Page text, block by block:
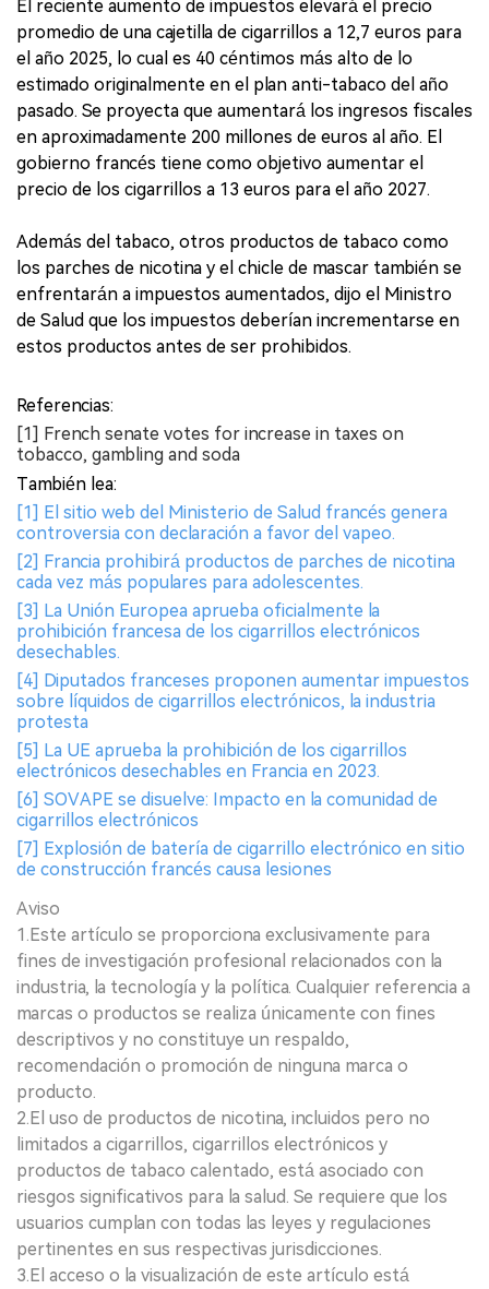
El reciente aumento de impuestos elevará el precio
promedio de una cajetilla de cigarrillos a 12,7 euros para
el año 2025, lo cual es 40 céntimos más alto de lo
estimado originalmente en el plan anti-tabaco del año
pasado. Se proyecta que aumentará los ingresos fiscales
en aproximadamente 200 millones de euros al año. El
gobierno francés tiene como objetivo aumentar el
precio de los cigarrillos a 13 euros para el año 2027.
Además del tabaco, otros productos de tabaco como
los parches de nicotina y el chicle de mascar también se
enfrentarán a impuestos aumentados, dijo el Ministro
de Salud que los impuestos deberían incrementarse en
estos productos antes de ser prohibidos.
Referencias:
[1] French senate votes for increase in taxes on
tobacco, gambling and soda
También lea:
[1] El sitio web del Ministerio de Salud francés genera
controversia con declaración a favor del vapeo.
[2] Francia prohibirá productos de parches de nicotina
cada vez más populares para adolescentes.
[3] La Unión Europea aprueba oficialmente la
prohibición francesa de los cigarrillos electrónicos
desechables.
[4] Diputados franceses proponen aumentar impuestos
sobre líquidos de cigarrillos electrónicos, la industria
protesta
[5] La UE aprueba la prohibición de los cigarrillos
electrónicos desechables en Francia en 2023.
[6] SOVAPE se disuelve: Impacto en la comunidad de
cigarrillos electrónicos
[7] Explosión de batería de cigarrillo electrónico en sitio
de construcción francés causa lesiones
Aviso
1.Este artículo se proporciona exclusivamente para
fines de investigación profesional relacionados con la
industria, la tecnología y la política. Cualquier referencia a
marcas o productos se realiza únicamente con fines
descriptivos y no constituye un respaldo,
recomendación o promoción de ninguna marca o
producto.
2.El uso de productos de nicotina, incluidos pero no
limitados a cigarrillos, cigarrillos electrónicos y
productos de tabaco calentado, está asociado con
riesgos significativos para la salud. Se requiere que los
usuarios cumplan con todas las leyes y regulaciones
pertinentes en sus respectivas jurisdicciones.
3.El acceso o la visualización de este artículo está